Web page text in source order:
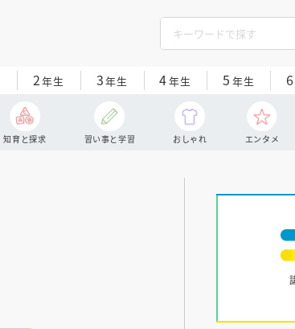
2年生 3年生 4年生 5 年生 6
知育と探求 習い事と学習 おしゃれ エンタメ